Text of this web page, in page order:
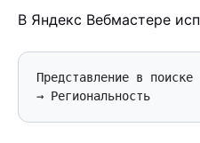
В Яндекс Вебмастере
Представление в поиске
→ Региональность